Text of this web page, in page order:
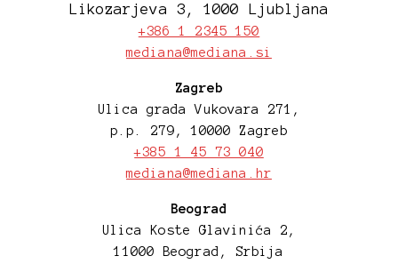
Likozarjeva 3, 1000 Ljubljana
+386 1 2345 150
mediana@mediana.si
Zagreb
Ulica grada Vukovara 271,
p.p. 279, 10000 Zagreb
+385 1 45 73 040
mediana@mediana.hr
Beograd
Ulica Koste Glavinića 2,
11000 Beograd, Srbija